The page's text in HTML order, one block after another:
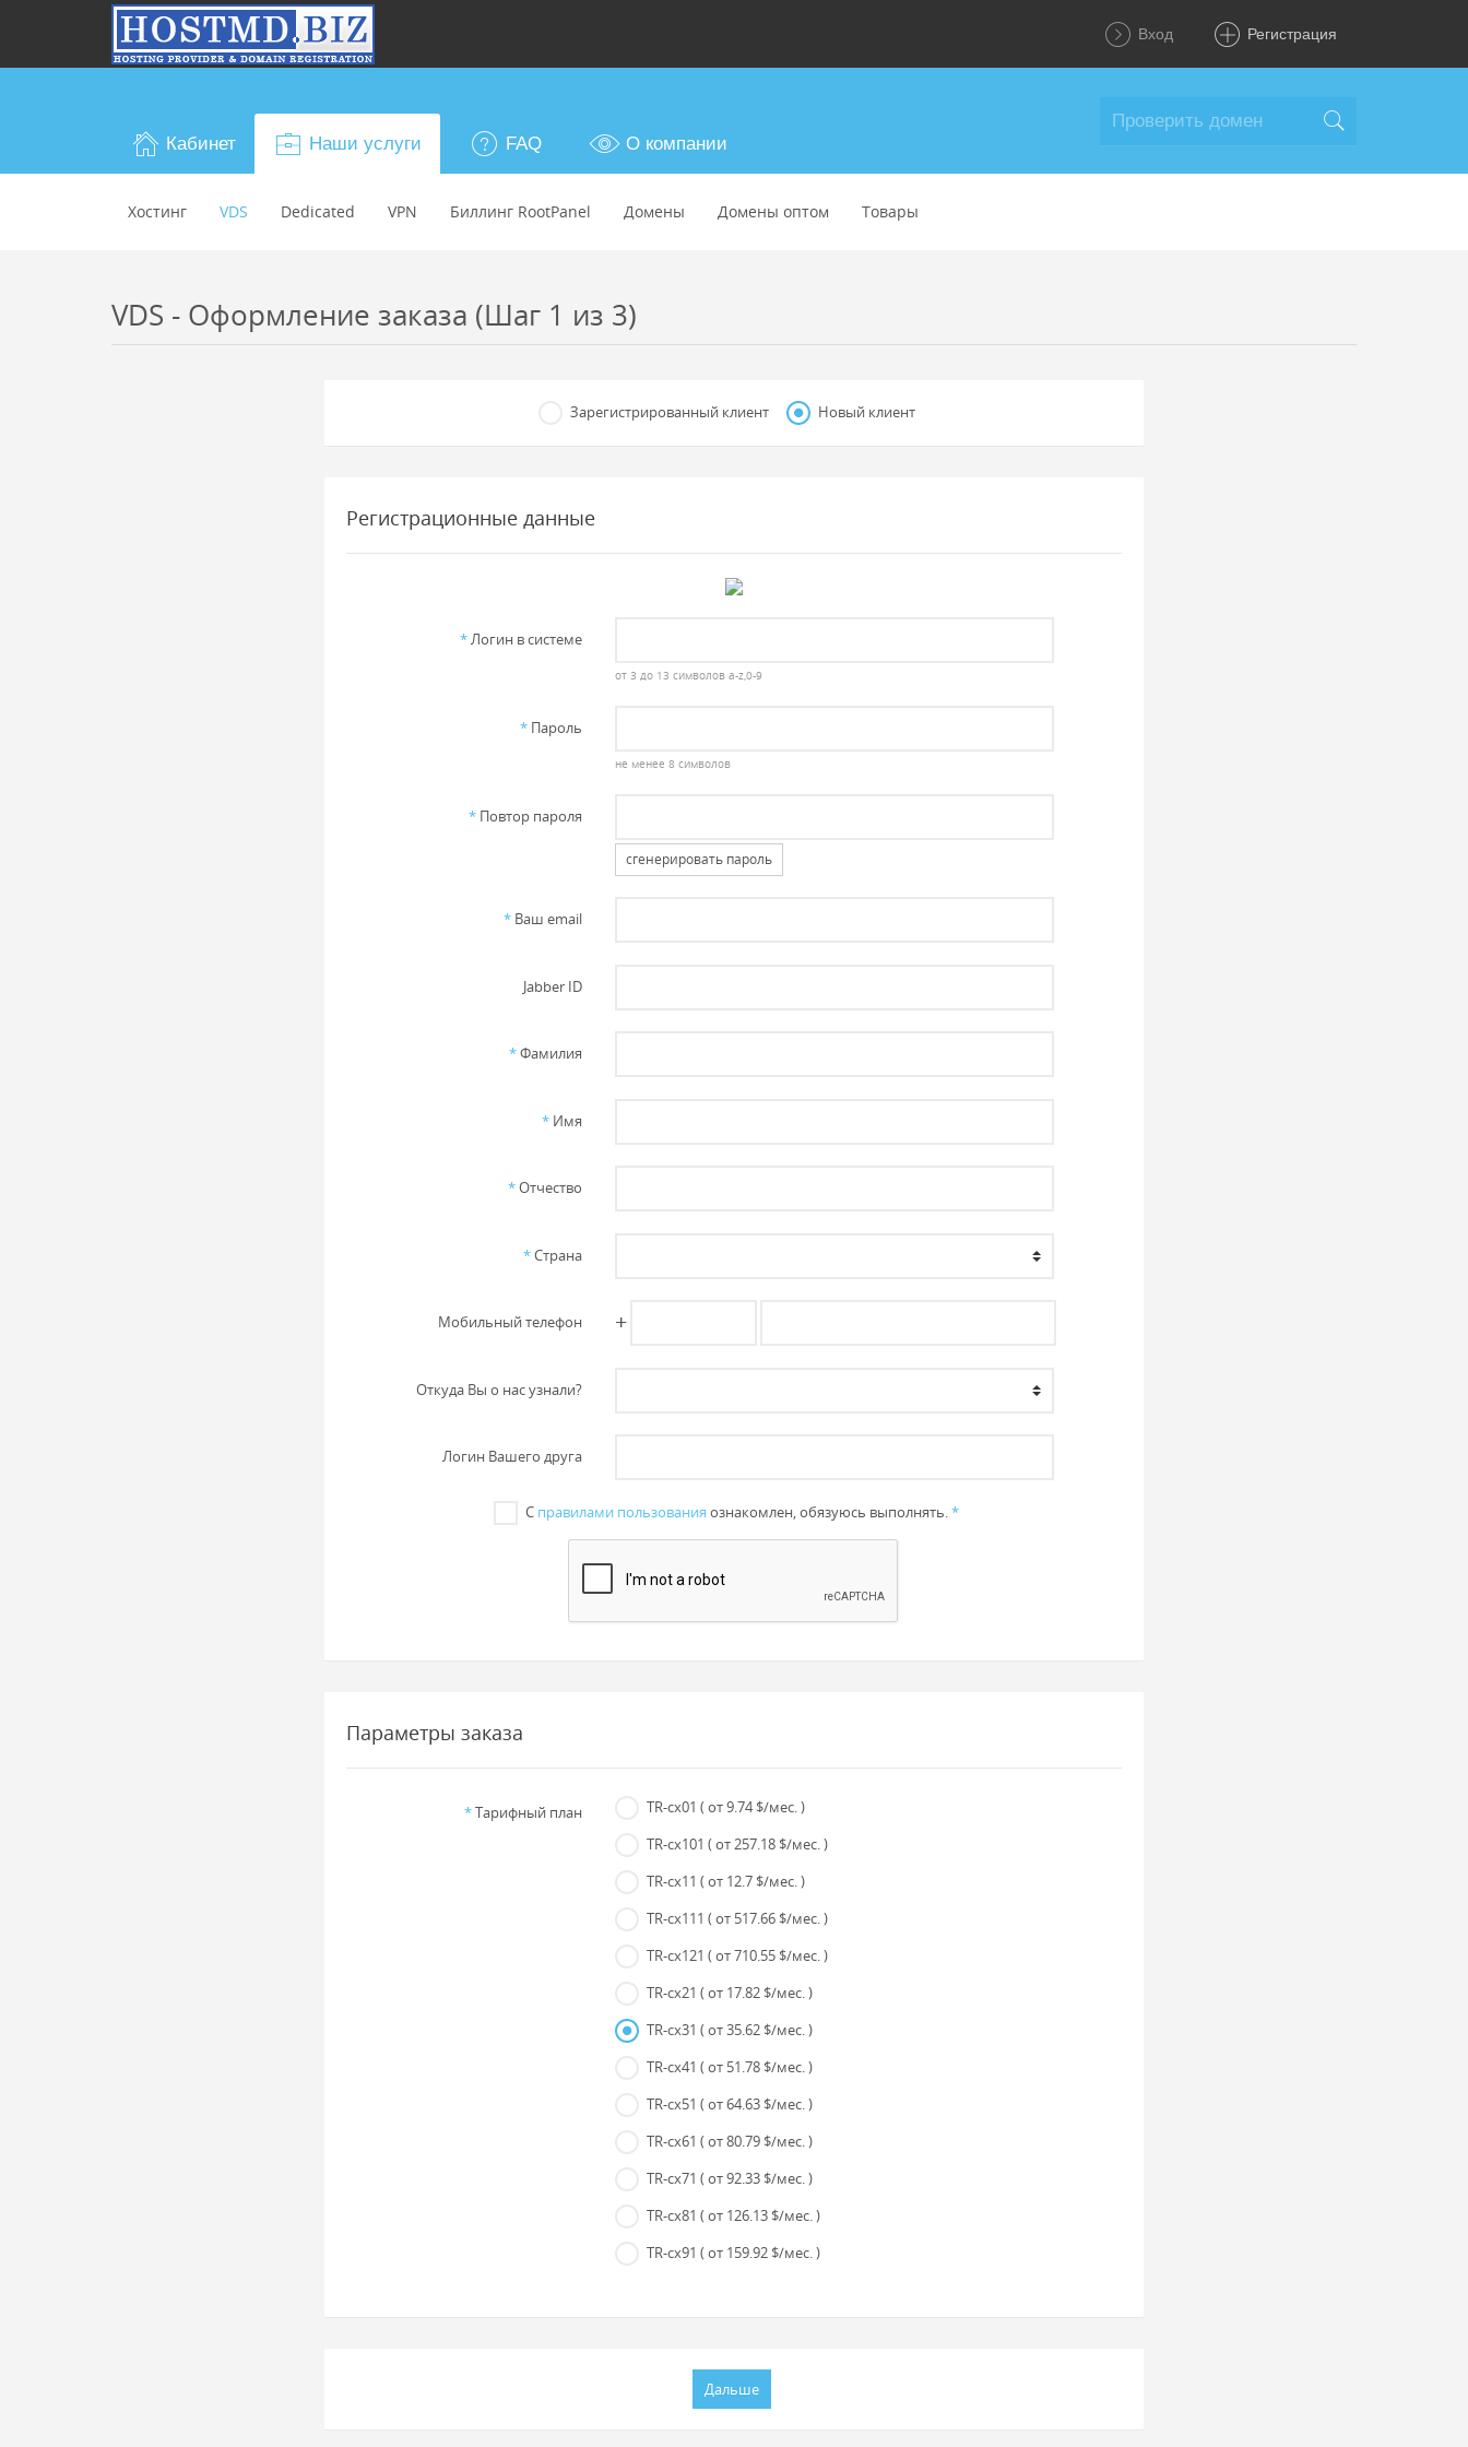
Вход Регистрация
Кабинет Наши услуги
Хостинг VDS Dedicated VPN Биллинг RootPanel Домены Домены оптом Товары
FAQ О компании
VDS - Оформление заказа (Шаг 1 из 3)
Зарегистрированный клиент Новый клиент
Регистрационные данные
*Логин в системе
от 3 до 13 символов a-z,0-9
* Пароль
не менее 8 символов
* Повтор пароля
сгенерировать пароль
* Ваш email
Jabber ID
*Фамилия
* Имя
*Отчество
*Страна
Мобильный телефон +
Откуда Вы о нас узнали?
Логин Вашего друга
С правилами пользования ознакомлен, обязуюсь выполнять.*
Параметры заказа
*Тарифный план TR-cx01( от 9.74 $/мес. )
TR-cx101( от 257.18 $/мес. )
TR-cx11( от 12.7 $/мес. )
TR-cx111( от 517.66 $/мес. )
TR-cx121( от 710.55 $/мес. )
TR-cx21( от 17.82 $/мес. )
TR-cx31( от 35.62 $/мес. )
TR-cx41( от 51.78 $/мес. )
TR-cx51( от 64.63 $/мес. )
TR-cx61( от 80.79 $/мес. )
TR-cx71( от 92.33 $/мес. )
TR-cx81( от 126.13 $/мес. )
TR-cx91( от 159.92 $/мес. )